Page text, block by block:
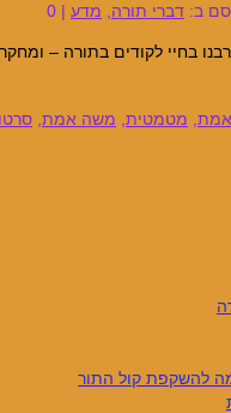
ב: דברי תורה מדע |
0
בחיי לקודים בתורה –
אמת מטמטית משה אמת
להשקפת קול התור